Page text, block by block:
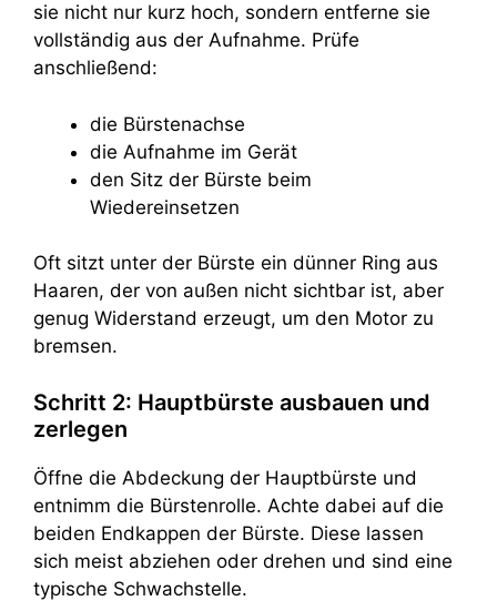
sie nicht nur kurz hoch, sondern entferne sie
vollständig aus der Aufnahme. Prüfe
anschließend:
die Bürstenachse
die Aufnahme im Gerät
den Sitz der Bürste beim
Wiedereinsetzen
Oft sitzt unter der Bürste ein dünner Ring aus
Haaren, der von außen nicht sichtbar ist, aber
genug Widerstand erzeugt, um den Motor zu
bremsen.
Schritt 2: Hauptbürste ausbauen und
zerlegen
Öffne die Abdeckung der Hauptbürste und
entnimm die Bürstenrolle. Achte dabei auf die
beiden Endkappen der Bürste. Diese lassen
sich meist abziehen oder drehen und sind eine
typische Schwachstelle.